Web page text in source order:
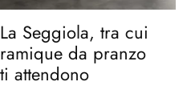
Seggiola, tra cui
da pranzo
attendono